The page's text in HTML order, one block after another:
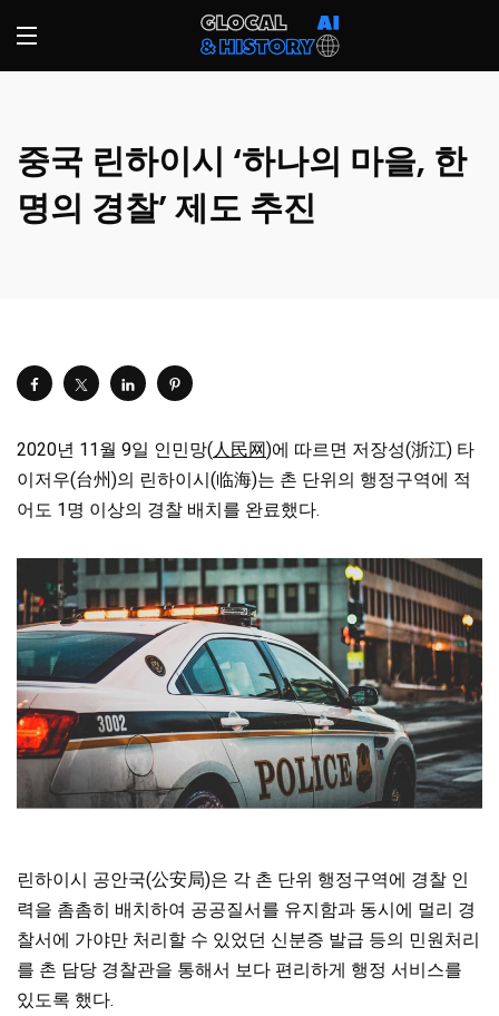
중국 린하이시 ‘하나의 마을, 한
명의 경찰’ 제도 추진
2020년 11월 9일 인민망(人民网)에 따르면 저장성(浙江) 타
이저우(台州)의 린하이시(临海)는 촌 단위의 행정구역에 적
어도 1명 이상의 경찰 배치를 완료했다.
린하이시 공안국(公安局)은 각 촌 단위 행정구역에 경찰 인
력을 촘촘히 배치하여 공공질서를 유지함과 동시에 멀리 경
찰서에 가야만 처리할 수 있었던 신분증 발급 등의 민원처리
를 촌 담당 경찰관을 통해서 보다 편리하게 행정 서비스를
있도록 했다.